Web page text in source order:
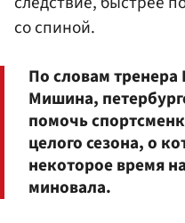
со спиной.
По словам тренера
Мишина,
помочь
целого сезона, о
некоторое время
миновала.